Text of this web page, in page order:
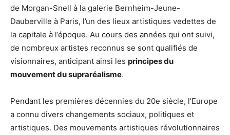
de Morgan-Snell à la galerie Bernheim-Jeune-
Dauberville à Paris, l’un des lieux artistiques vedettes de
la capitale à l’époque. Au cours des années qui ont suivi,
de nombreux artistes reconnus se sont qualifiés de
visionnaires, anticipant ainsi les principes du
mouvement du supraréalisme.
Pendant les premières décennies du 20e siècle, l’Europe
a connu divers changements sociaux, politiques et
artistiques. Des mouvements artistiques révolutionnaires